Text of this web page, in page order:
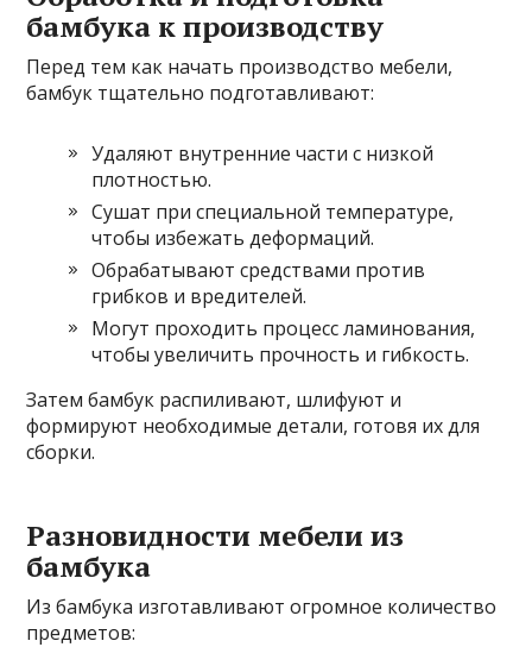
бамбука к производству
Перед тем как начать производство мебели,
бамбук тщательно подготавливают:
Удаляют внутренние части с низкой
плотностью.
Сушат при специальной температуре,
чтобы избежать деформаций.
Обрабатывают средствами против
грибков и вредителей.
Могут проходить процесс ламинования,
чтобы увеличить прочность и гибкость.
Затем бамбук распиливают, шлифуют и
формируют необходимые детали, готовя их для
сборки.
Разновидности мебели из
бамбука
Из бамбука изготавливают огромное количество
предметов: